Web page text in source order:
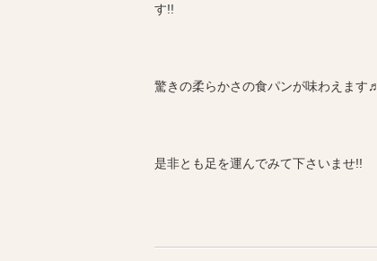
す!!
驚きの柔らかさの食パンが味わえます♬
是非とも足を運んでみて下さいませ!!